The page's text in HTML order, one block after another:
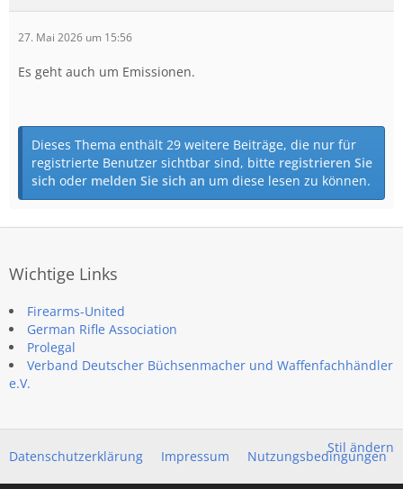
27. Mai 2026 um 15:56
Es geht auch um Emissionen.
Dieses Thema enthält 29 weitere Beiträge, die nur für
registrierte Benutzer sichtbar sind, bitte registrieren Sie
sich oder melden Sie sich an um diese lesen zu können.
Wichtige Links
Firearms-United
German Rifle Association
Prolegal
Verband Deutscher Büchsenmacher und Waffenfachhändler
e.V.
Stil ändern
Datenschutzerklärung Impressum Nutzungsbedingungen